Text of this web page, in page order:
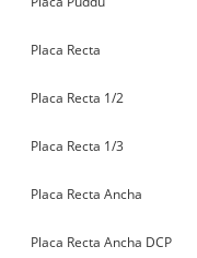
Placa Recta
Placa Recta 1/2
Placa Recta 1/3
Placa Recta Ancha
Placa Recta Ancha DCP